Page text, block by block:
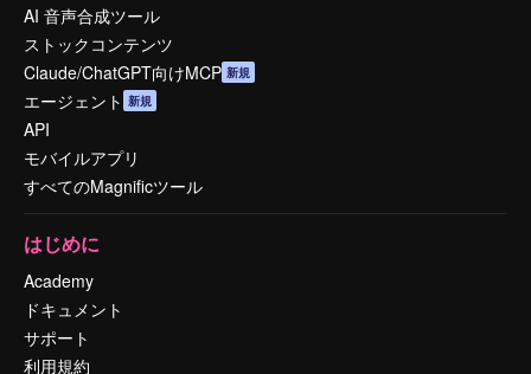
AI 音声合成ツール
ストックコンテンツ
Claude/ChatGPT向けMCP 新規
エージェント 新規
API
モバイルアプリ
すべてのMagnificツール
はじめに
Academy
ドキュメント
サポート
利用規約